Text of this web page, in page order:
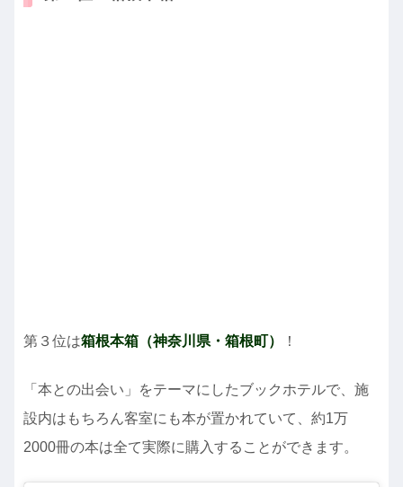
第３位は箱根本箱（神奈川県・箱根町） ！
「本との出会い」をテーマにしたブックホテルで、施
設内はもちろん客室にも本が置かれていて、約1万
2000冊の本は全て実際に購入することができます。